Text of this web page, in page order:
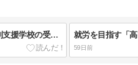
何から始める？高等特別支援学校の受験対策〜夏休みに攻略したい「生活の場面を想定した問題」〜
59日前